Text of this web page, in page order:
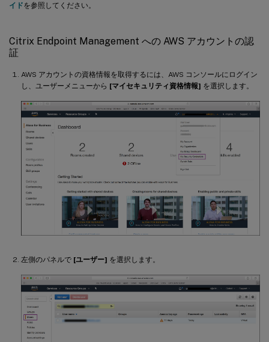
イドを参照してください。
Citrix Endpoint Management への AWS アカウントの認
証
AWS アカウントの資格情報を取得するには、AWS コンソールにログイン
し、ユーザーメニューから [マイセキュリティ資格情報] を選択します。
左側のパネルで [ユーザー] を選択します。